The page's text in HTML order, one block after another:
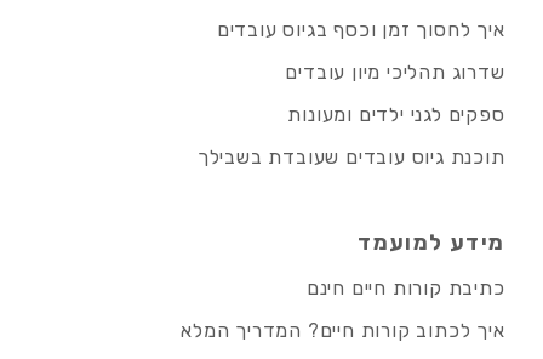
איך לחסוך זמן וכסף בגיוס עובדים
שדרוג תהליכי מיון עובדים
ספקים לגני ילדים ומעונות
תוכנת גיוס עובדים שעובדת בשבילך
מידע למועמד
כתיבת קורות חיים חינם
איך לכתוב קורות חיים? המדריך המלא